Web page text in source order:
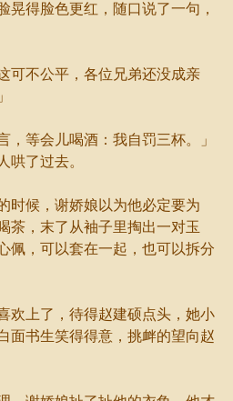
得脸色更红，随口说了一句，
不公平，各位兄弟还没成亲
等会儿喝酒：我自罚三杯。」
哄了过去。
候，谢娇娘以为他必定要为
茶，末了从袖子里掏出一对玉
佩，可以套在一起，也可以拆分
上了，待得赵建硕点头，她小
面书生笑得得意，挑衅的望向赵